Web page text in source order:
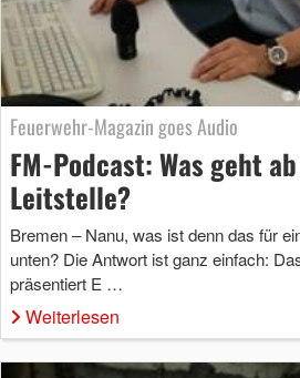
Feuerwehr-Magazin goes Audio
FM-Podcast: Was geht
Leitstelle?
Bremen – Nanu, was ist denn das für
unten? Die Antwort ist ganz einfach:
präsentiert E …
Weiterlesen